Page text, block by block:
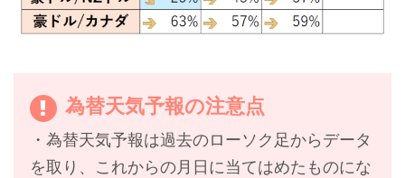
為替天気予報の注意点
・為替天気予報は過去のローソク足からデータ
を取り、これからの月日に当てはめたものにな